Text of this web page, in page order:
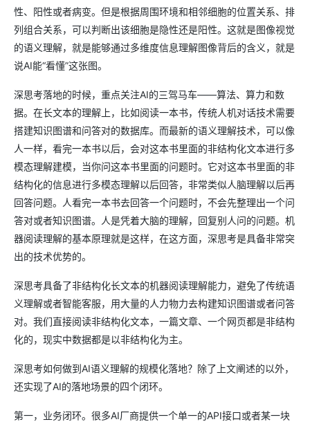
性、阳性或者病变。但是根据周围环境和相邻细胞的位置关系、排
列组合关系，可以判断出该细胞是隐性还是阳性。这就是图像视觉
的语义理解，就是能够通过多维度信息理解图像背后的含义，就是
说AI能“看懂”这张图。
深思考落地的时候，重点关注AI的三驾马车——算法、算力和数
据。在长文本的理解上，比如阅读一本书，传统人机对话技术需要
搭建知识图谱和问答对的数据库。而最新的语义理解技术，可以像
人一样，看完一本书以后，会对这本书里面的非结构化文本进行多
模态理解建模，当你问这本书里面的问题时。它对这本书里面的非
结构化的信息进行多模态理解以后回答，非常类似人脑理解以后再
回答问题。人看完一本书去回答一个问题时，不会先整理出一个问
答对或者知识图谱。人是凭着大脑的理解，回复别人问的问题。机
器阅读理解的基本原理就是这样，在这方面，深思考是具备非常突
出的技术优势的。
深思考具备了非结构化长文本的机器阅读理解能力，避免了传统语
义理解或者智能客服，用大量的人力物力去构建知识图谱或者问答
对。我们直接阅读非结构化文本，一篇文章、一个网页都是非结构
化的，现实中数据都是以非结构化为主。
深思考如何做到AI语义理解的规模化落地？除了上文阐述的以外，
还实现了AI的落地场景的四个闭环。
第一，业务闭环。很多AI厂商提供一个单一的API接口或者某一块